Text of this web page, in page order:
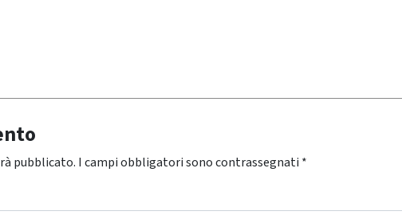
pubblicato. I campi obbligatori sono contrassegnati *